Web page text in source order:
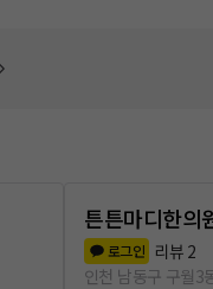
튼튼마디한의
로그인 리뷰 2
인천 남동구 구월3